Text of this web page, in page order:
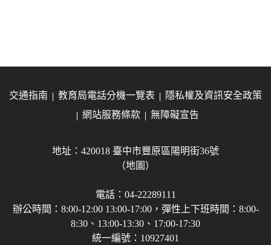
交通指南 教育局電話分機一覽表
隱私權及資訊安全政策
網站服務條款
無障礙宣告
地址：420018 臺中市豐原區陽明街36號
（地圖）
電話：04-22289111
辦公時間：8:00-12:00 13:00-17:00，彈性上下班時間：8:00-
8:30、13:00-13:30、17:00-17:30
統一編號：10927401